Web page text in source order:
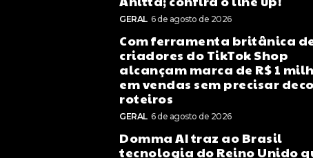
GERAL 6 de agosto de 2026
Com ferramenta britânica
criadores do TikTok Shop
alcançam marca de R$ 1
em vendas sem precisar
roteiros
GERAL 6 de agosto de 2026
Domma AI traz ao Brasil
tecnologia do Reino Unido